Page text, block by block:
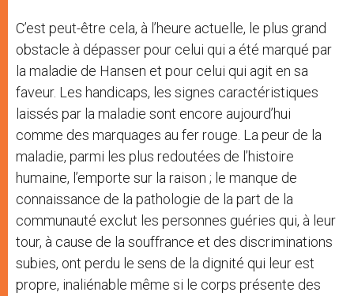
C’est peut-être cela, à l’heure actuelle, le plus grand
obstacle à dépasser pour celui qui a été marqué par
la maladie de Hansen et pour celui qui agit en sa
faveur. Les handicaps, les signes caractéristiques
laissés par la maladie sont encore aujourd’hui
comme des marquages au fer rouge. La peur de la
maladie, parmi les plus redoutées de l’histoire
humaine, l’emporte sur la raison ; le manque de
connaissance de la pathologie de la part de la
communauté exclut les personnes guéries qui, à leur
tour, à cause de la souffrance et des discriminations
subies, ont perdu le sens de la dignité qui leur est
propre, inaliénable même si le corps présente des